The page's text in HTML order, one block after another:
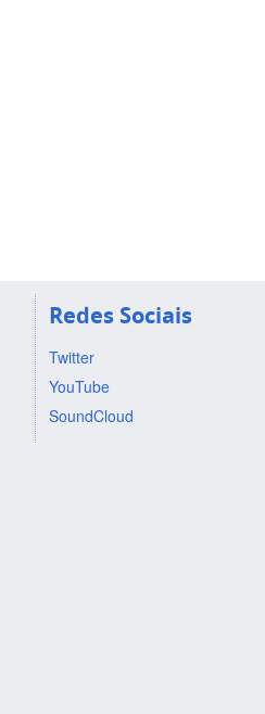
Redes Sociais
Twitter
YouTube
SoundCloud